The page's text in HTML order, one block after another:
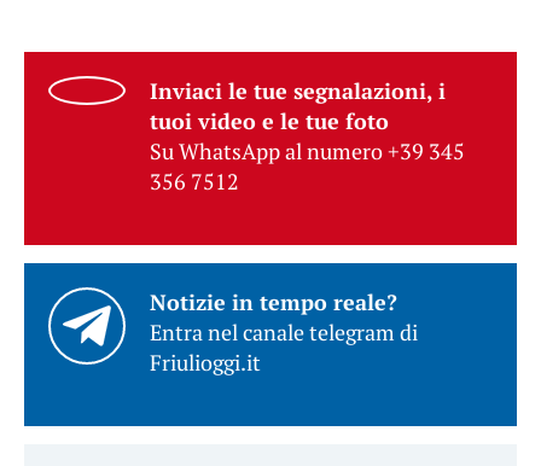
Inviaci le tue segnalazioni, i
tuoi video e le tue foto
Su WhatsApp al numero +39 345
356 7512
Notizie in tempo reale?
Entra nel canale telegram di
Friulioggi.it